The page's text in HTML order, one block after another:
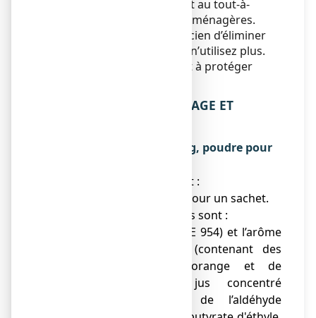
Ne jetez aucun médicament au tout-à-
les ordures ménagères.
Demandez à votre pharmacien d’éliminer
les médicaments que vous n’utilisez plus.
Ces mesures contribueront à protéger
6. CONTENU DE L’EMBALLAGE ET
Ce que contient FORLAX 10 g, poudre pour
● La substance active est :
10,00 g pour un sachet.
● Les autres composants sont :
La saccharine sodique (E 954) et l’arôme
orange-pamplemousse (contenant des
huiles essentielles d'orange et de
pamplemousse, du jus concentré
d'orange, du citral, de l’aldéhyde